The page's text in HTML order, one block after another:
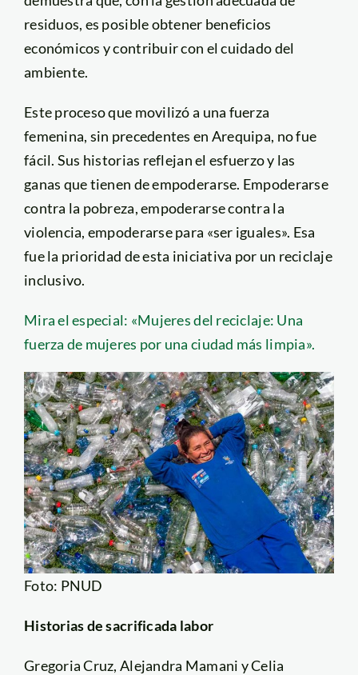
residuos, es posible obtener beneficios
económicos y contribuir con el cuidado del
ambiente.
Este proceso que movilizó a una fuerza
femenina, sin precedentes en Arequipa, no fue
fácil. Sus historias reflejan el esfuerzo y las
ganas que tienen de empoderarse. Empoderarse
contra la pobreza, empoderarse contra la
violencia, empoderarse para «ser iguales». Esa
fue la prioridad de esta iniciativa por un reciclaje
inclusivo.
Mira el especial: «Mujeres del reciclaje: Una
fuerza de mujeres por una ciudad más limpia».
Foto: PNUD
Historias de sacrificada labor
Gregoria Cruz, Alejandra Mamani y Celia